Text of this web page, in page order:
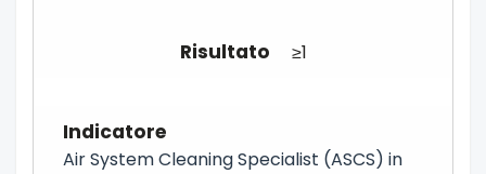
≥1
Air System Cleaning Specialist (ASCS) in